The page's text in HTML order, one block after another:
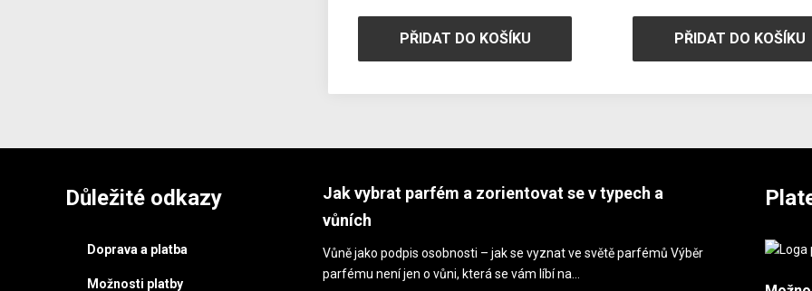
PŘIDAT DO KOŠÍKU PŘIDAT DO KOŠÍKU
Důležité odkazy
Doprava a platba
Možnosti platby
Jak vybrat parfém a zorientovat se v typech a
vůních
Vůně jako podpis osobnosti – jak se vyznat ve světě parfémů Výběr
parfému není jen o vůni, která se vám líbí na…